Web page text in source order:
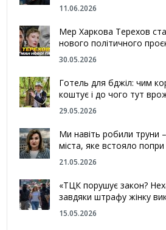
11.06.2026
Мер Харкова Терехов
нового політичного
30.05.2026
Готель для бджіл: чим
коштує і до чого тут
29.05.2026
Ми навіть робили труни
міста, яке встояло попри
21.05.2026
«ТЦК порушує закон?
завдяки штрафу жінку
15.05.2026